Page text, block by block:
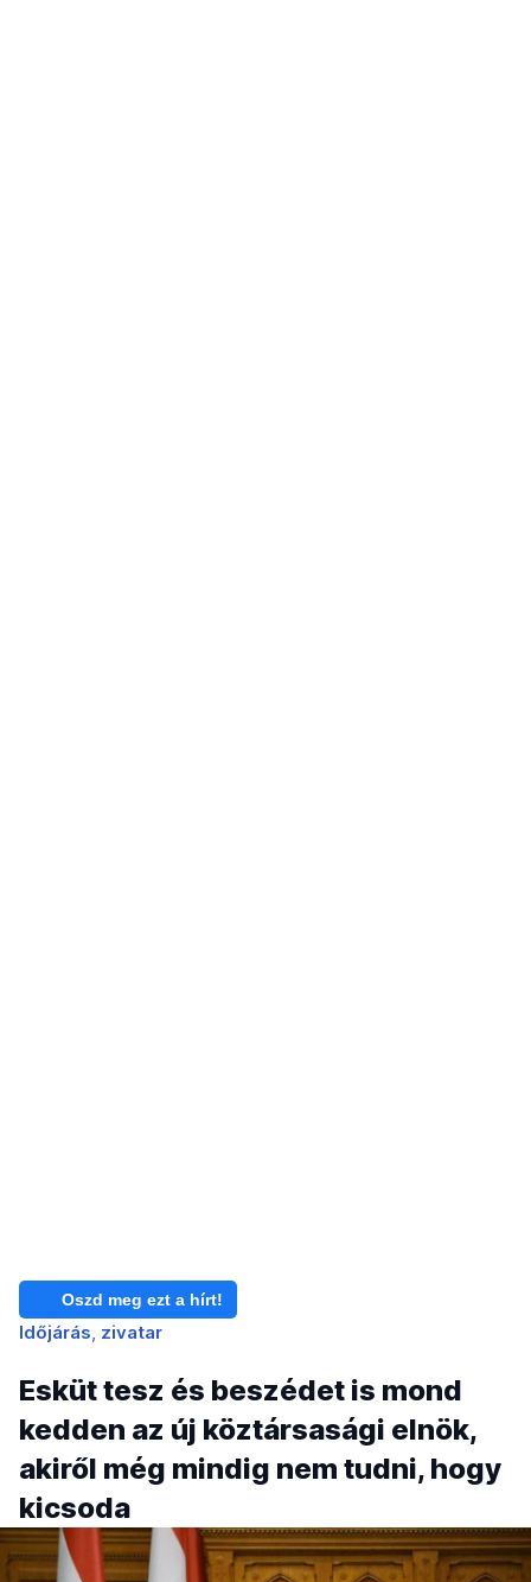
Oszd meg ezt a hírt!
Időjárás zivatar
Esküt tesz és beszédet is mond
kedden az új köztársasági elnök,
akiről még mindig nem tudni, hogy
kicsoda